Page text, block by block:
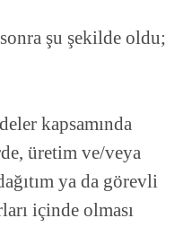
şu şekilde oldu;
kapsamında
üretim ve/veya
ya da görevli
içinde olması